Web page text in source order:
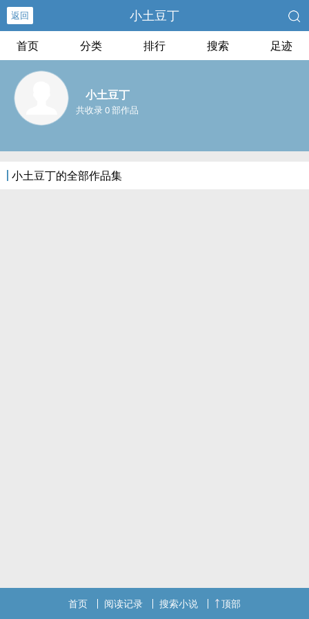
返回 小土豆丁
首页 分类 排行 搜索 足迹
小土豆丁
共收录 0 部作品
小土豆丁的全部作品集
首页 阅读记录 搜索小说 顶部